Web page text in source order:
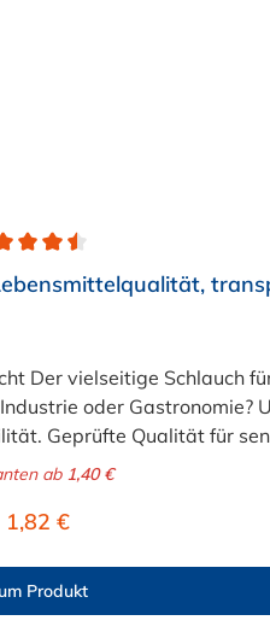
für saubere Lösungen
oder Gastronomie?
Geprüfte Qualität für
Er wird
Vol.-%. Nicht geeignet
empfohlen. Hinweis
ab1,40 €
Regulärer Preis:
1,82 €
Produkt